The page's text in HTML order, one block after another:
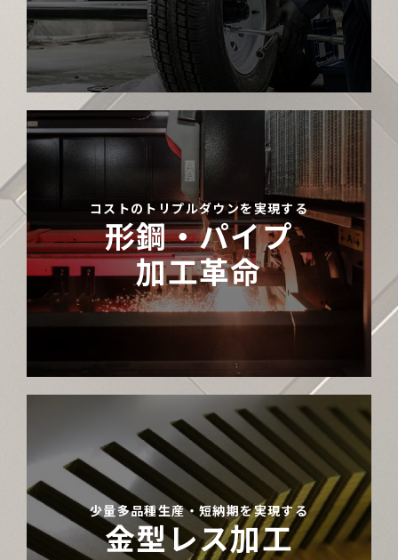
コストのトリプルダウンを実現する
形鋼・パイプ
加工革命
少量多品種生産・短納期を実現する
金型レス加工